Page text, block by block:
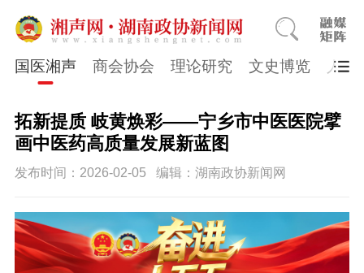
国医湘声 商会协会 理论研究 文史博览 人物
拓新提质 岐黄焕彩——宁乡市中医医院擘
画中医药高质量发展新蓝图
发布时间：2026-02-05 编辑：湖南政协新闻网